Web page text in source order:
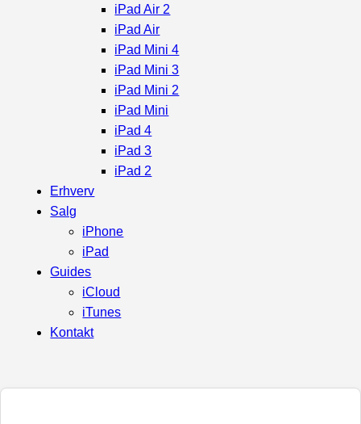
iPad Air 2
iPad Air
iPad Mini 4
iPad Mini 3
iPad Mini 2
iPad Mini
iPad 4
iPad 3
iPad 2
Erhverv
Salg
iPhone
iPad
Guides
iCloud
iTunes
Kontakt